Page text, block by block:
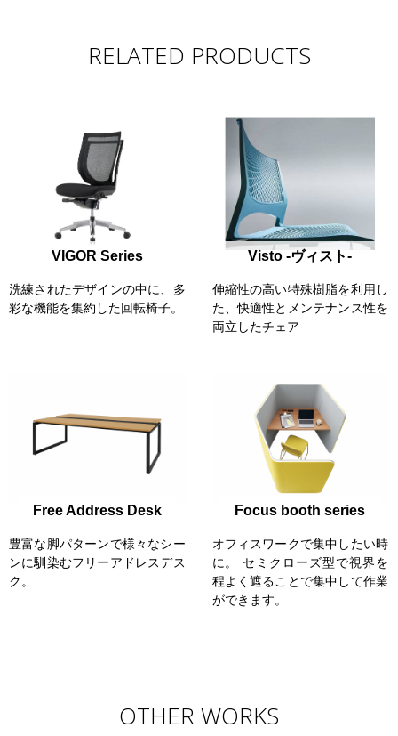
RELATED PRODUCTS
VIGOR Series
洗練されたデザインの中に、多
彩な機能を集約した回転椅子。
Visto -ヴィスト-
伸縮性の高い特殊樹脂を利用し
た、快適性とメンテナンス性を
両立したチェア
Free Address Desk
豊富な脚パターンで様々なシー
ンに馴染むフリーアドレスデス
ク。
Focus booth series
オフィスワークで集中したい時
に。 セミクローズ型で視界を
程よく遮ることで集中して作業
ができます。
OTHER WORKS